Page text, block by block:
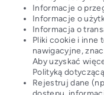
Informacje o
Informacje o
Informacja o
Pliki cookie i inne
nawigacyjne,
Aby uzyskać
Polityką
Rejestruj dane